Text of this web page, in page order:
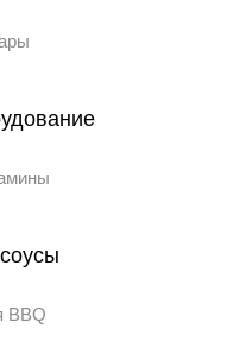
BBQ